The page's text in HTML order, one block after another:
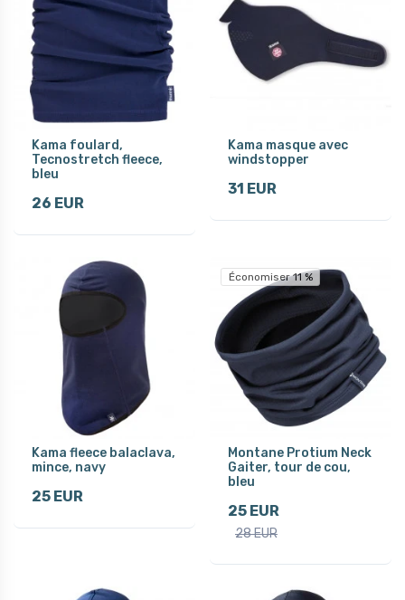
Kama foulard,
Tecnostretch fleece,
bleu
26 EUR
Kama masque avec
windstopper
31 EUR
Kama fleece balaclava,
mince, navy
25 EUR
Économiser 11 %
Montane Protium Neck
Gaiter, tour de cou,
bleu
25 EUR
28 EUR